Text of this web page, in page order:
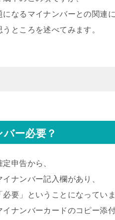
になるマイナンバーとの関連に
ところを述べてみます。
ー必要？
申告から、
ナンバー記入欄があり、
必要」ということになってい
イナンバーカードのコピー添